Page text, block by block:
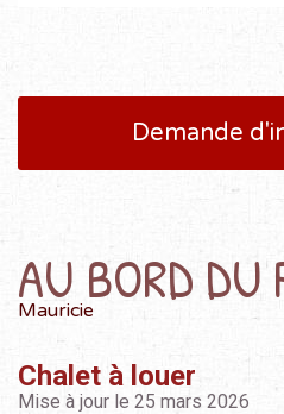
Demande
AU BORD DU
Mauricie
Chalet à louer
Mise à jour le 25 mars 2026